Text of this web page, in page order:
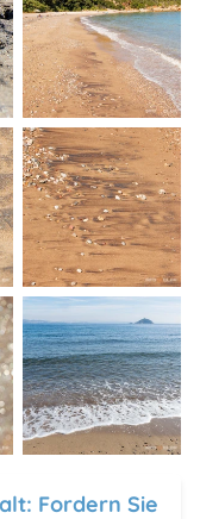
Fordern Sie